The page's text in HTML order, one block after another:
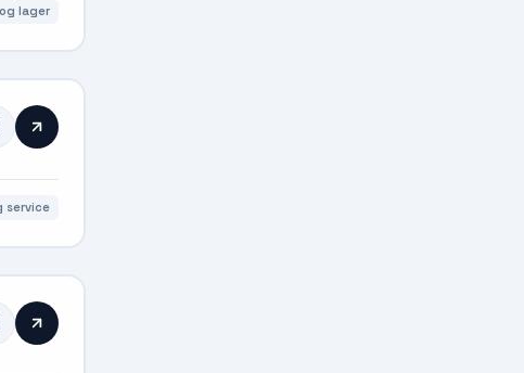
lager
service